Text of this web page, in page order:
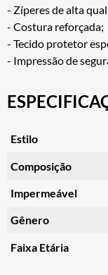
- Zíperes de alta
- Costura reforçada;
- Tecido protetor
- Impressão de
Estilo
Composição
Impermeável
Gênero
Faixa Etária